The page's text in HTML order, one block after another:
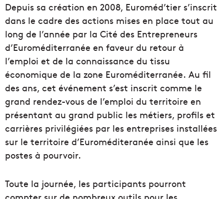
Depuis sa création en 2008, Euroméd’tier s’inscrit
dans le cadre des actions mises en place tout au
long de l’année par la Cité des Entrepreneurs
d’Euroméditerranée en faveur du retour à
l’emploi et de la connaissance du tissu
économique de la zone Euroméditerranée. Au fil
des ans, cet événement s’est inscrit comme le
grand rendez-vous de l’emploi du territoire en
présentant au grand public les métiers, profils et
carrières privilégiées par les entreprises installées
sur le territoire d’Euroméditeranée ainsi que les
postes à pourvoir.
Toute la journée, les participants pourront